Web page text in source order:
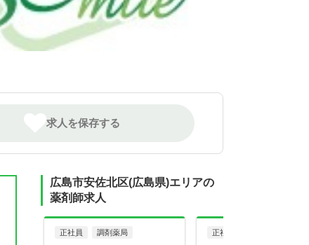
求人を保存する
広島市安佐北区(広島県)エリアの
薬剤師求人
正社員 調剤薬局 正社員